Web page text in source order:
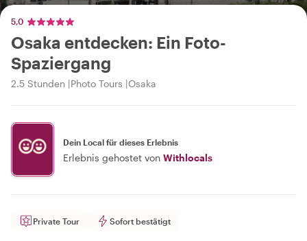
5,0
Osaka entdecken: Ein Foto-
Spaziergang
2.5 Stunden Photo Tours Osaka
Dein Local für dieses Erlebnis
Erlebnis gehostet von Withlocals
Private Tour Sofort bestätigt